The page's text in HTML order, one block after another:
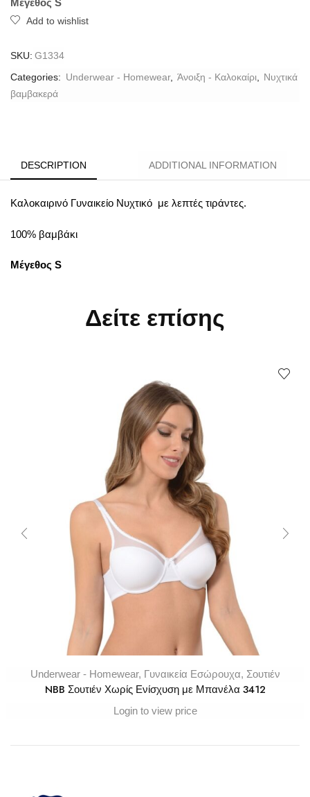
Μέγεθος S
Add to wishlist
SKU: G1334
Categories: Underwear - Homewear, Άνοιξη - Καλοκαίρι
Νυχτικά
βαμβακερά
DESCRIPTION ADDITIONAL INFORMATION
Καλοκαιρινό Γυναικείο Νυχτικό με λεπτές τιράντες.
100% βαμβάκι
Μέγεθος S
Δείτε επίσης
Underwear - Homewear, Γυναικεία Εσώρουχα, Σουτιέν
NBB Σουτιέν Χωρίς Ενίσχυση με Μπανέλα 3412
Login to view price